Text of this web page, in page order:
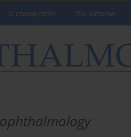
O czasopiśmie Dla autorów
ophthalmology